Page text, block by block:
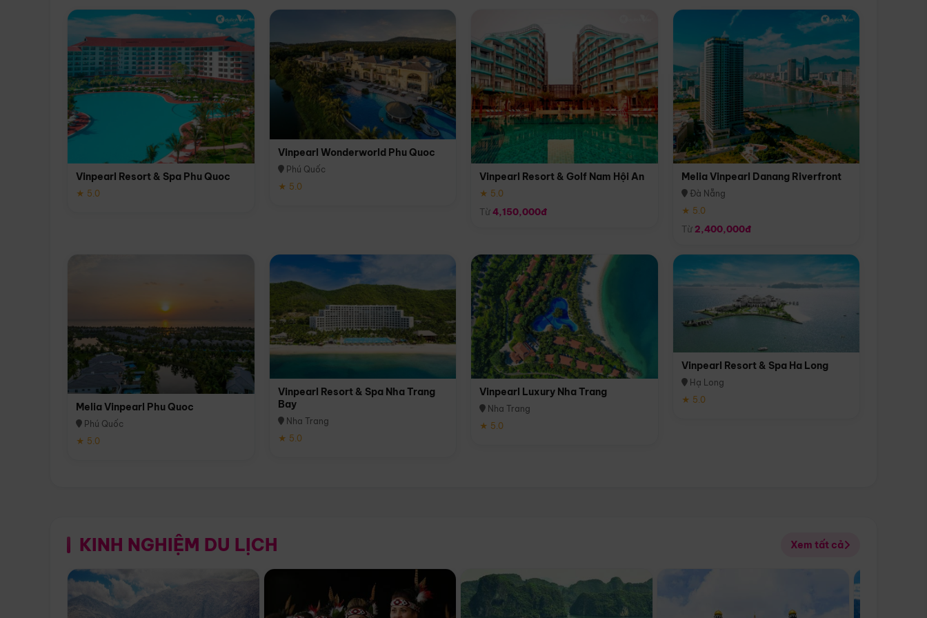
Vinpearl Resort & Spa Phu Quoc
★ 5.0
Vinpearl Wonderworld Phu Quoc
Phú Quốc
★ 5.0
Vinpearl Resort & Golf Nam Hội An
★ 5.0
Từ4,150,000đ
Melia Vinpearl Danang Riverfront
Đà Nẵng
★ 5.0
Từ 2,400,000đ
Melia Vinpearl Phu Quoc
Phú Quốc
★ 5.0
Vinpearl Resort & Spa Nha Trang
Bay
Nha Trang
★ 5.0
Vinpearl Luxury Nha Trang
Nha Trang
★ 5.0
Vinpearl Resort & Spa Ha Long
Hạ Long
★ 5.0
KINH NGHIỆM DU LỊCH Xem tất cả